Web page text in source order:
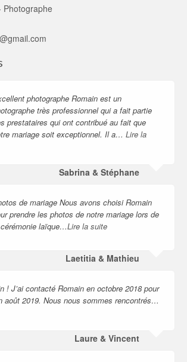
Photographe
photographe Romain est un
très professionnel qui a fait partie
prestataires qui ont contribué au fait que
mariage soit exceptionnel. Il a… Lire la
Sabrina & Stéphane
de mariage Nous avons choisi Romain
prendre les photos de notre mariage lors de
laïque…Lire la suite
Laetitia & Mathieu
! J’ai contacté Romain en octobre 2018 pour
août 2019. Nous nous sommes rencontrés…
Laure & Vincent